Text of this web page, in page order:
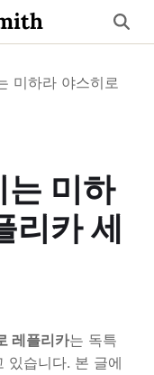
미하라 야스히로
는 미하
리카 세
레플리카는 독특
있습니다. 본 글에